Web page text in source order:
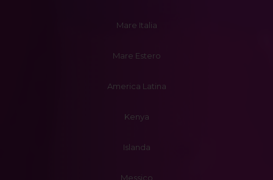
Mare Italia
Mare Estero
America Latina
Kenya
Islanda
Messico